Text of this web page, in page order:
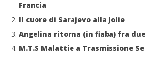
Francia
Il cuore di Sarajevo alla Jolie
Angelina ritorna (in fiaba) fra
M.T.S Malattie a Trasmissione